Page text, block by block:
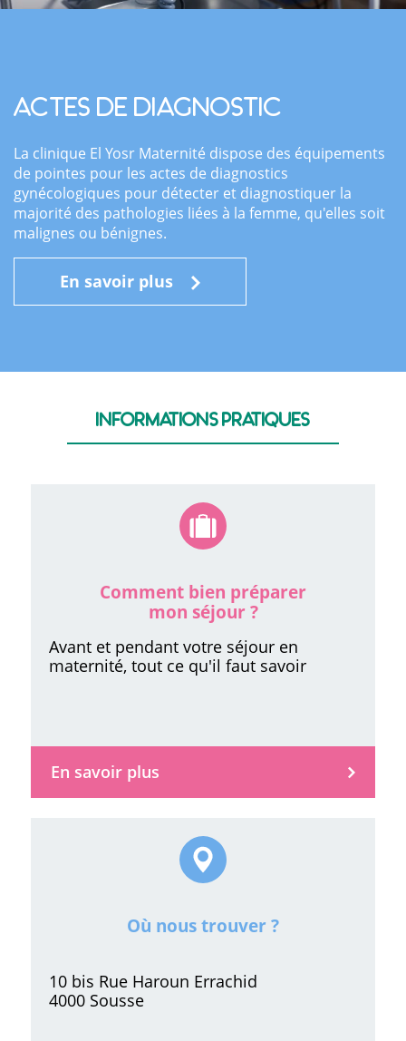
Actes de diagnostic
La clinique El Yosr Maternité dispose des équipements
de pointes pour les actes de diagnostics
gynécologiques pour détecter et diagnostiquer la
majorité des pathologies liées à la femme, qu'elles soit
malignes ou bénignes.
En savoir plus
Informations pratiques
Comment bien préparer
mon séjour ?
Avant et pendant votre séjour en
maternité, tout ce qu'il faut savoir
En savoir plus
Où nous trouver ?
10 bis Rue Haroun Errachid
4000 Sousse